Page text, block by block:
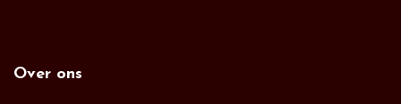
Over ons